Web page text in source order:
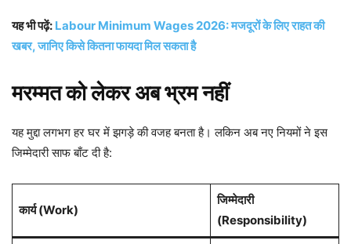
यह भी पढ़ें: Labour Minimum Wages 2026: मजदूरों के लिए राहत की
खबर, जानिए किसे कितना फायदा मिल सकता है
मरम्मत को लेकर अब भ्रम नहीं
यह मुद्दा लगभग हर घर में झगड़े की वजह बनता है। लकिन अब नए नियमों ने इस
जिम्मेदारी साफ बाँट दी है:
कार्य (Work)
जिम्मेदारी
(Responsibility)